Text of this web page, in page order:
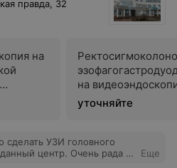
правда, 32
на
на
системе с
хромоскопии (с
NBI) под
уточняйте
УЗИ головного
центр. Очень рада ,
Еще